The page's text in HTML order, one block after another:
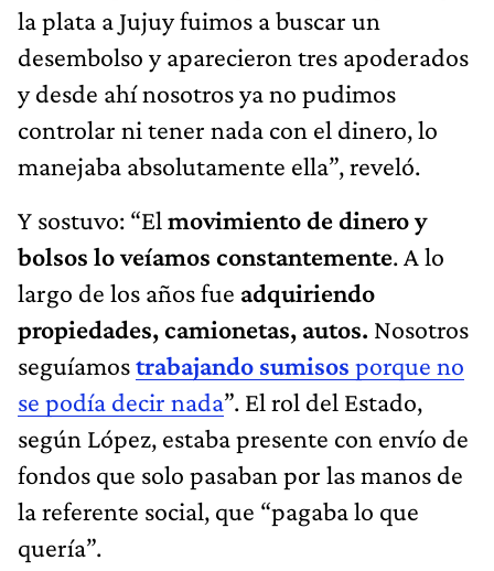
la plata a Jujuy fuimos a buscar un
desembolso y aparecieron tres apoderados
y desde ahí nosotros ya no pudimos
controlar ni tener nada con el dinero, lo
manejaba absolutamente ella”, reveló.
Y sostuvo: “El movimiento de dinero y
bolsos lo veíamos constantemente. A lo
largo de los años fue adquiriendo
propiedades, camionetas, autos. Nosotros
seguíamostrabajando sumisos porque no
se podía decir nada”. El rol del Estado,
según López, estaba presente con envío de
fondos que solo pasaban por las manos de
la referente social, que “pagaba lo que
quería”.